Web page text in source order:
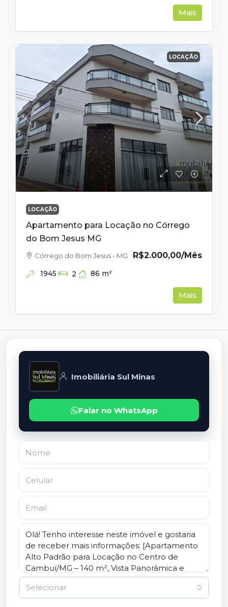
Mais
LOCAÇÃO
LOCAÇÃO
Apartamento para Locação no Córrego
do Bom Jesus MG
R$2.000,00/Mês
Córrego do Bom Jesus - MG
1945 2 86 m²
Mais
Imobiliária Sul Minas
Falar no WhatsApp
Selecionar